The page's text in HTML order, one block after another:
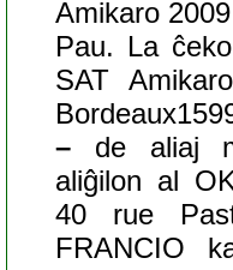
Amikaro
Pau. La
SAT
– de aliaj
aliĝilon al
40 rue
FRANCIO